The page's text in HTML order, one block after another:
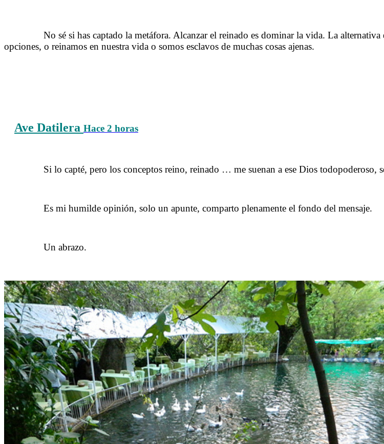
No sé si has captado la metáfora. Alcanzar el reinado es dominar la vida. La
opciones, o reinamos en nuestra vida o somos esclavos de muchas cosas ajenas.
Ave Datilera Hace 2 horas
Si lo capté, pero los conceptos reino, reinado … me suenan a ese Dios todopoderoso,
Es mi humilde opinión, solo un apunte, comparto plenamente el fondo del mensaje.
Un abrazo.